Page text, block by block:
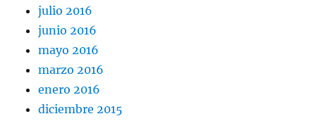
julio 2016
junio 2016
mayo 2016
marzo 2016
enero 2016
diciembre 2015